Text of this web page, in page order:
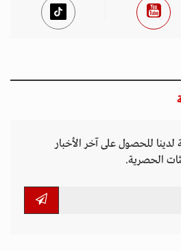
لدينا للحصول على آخر الأخبار
الحصرية.